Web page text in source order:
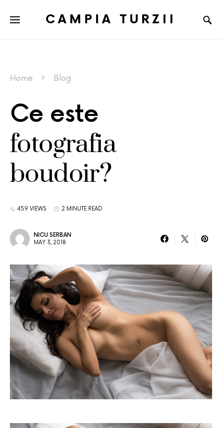
CAMPIA TURZII
Home Blog
Ce este
fotografia
boudoir?
459 VIEWS 2 MINUTE READ
NICU SERBAN
MAY 3, 2018